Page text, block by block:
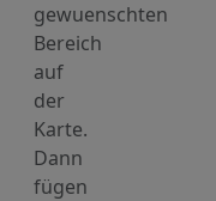
gewuenschten
Bereich
auf
der
Karte.
Dann
fügen